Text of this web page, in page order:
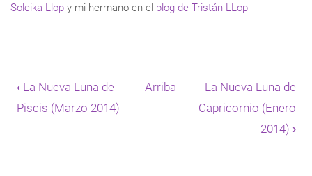
Soleika Llop y mi hermano en el blog de Tristán LLop
transversales
de
Book
Nueva
‹La Nueva Luna de
Piscis (Marzo 2014)
Arriba
La Nueva Luna de
Capricornio (Enero
2014) ›